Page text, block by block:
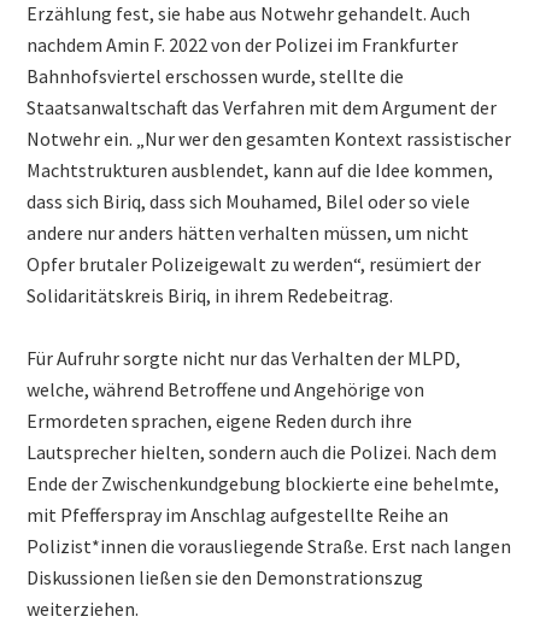
Erzählung fest, sie habe aus Notwehr gehandelt. Auch
nachdem Amin F. 2022 von der Polizei im Frankfurter
Bahnhofsviertel erschossen wurde, stellte die
Staatsanwaltschaft das Verfahren mit dem Argument der
Notwehr ein. „Nur wer den gesamten Kontext rassistischer
Machtstrukturen ausblendet, kann auf die Idee kommen,
dass sich Biriq, dass sich Mouhamed, Bilel oder so viele
andere nur anders hätten verhalten müssen, um nicht
Opfer brutaler Polizeigewalt zu werden“, resümiert der
Solidaritätskreis Biriq, in ihrem Redebeitrag.
Für Aufruhr sorgte nicht nur das Verhalten der MLPD,
welche, während Betroffene und Angehörige von
Ermordeten sprachen, eigene Reden durch ihre
Lautsprecher hielten, sondern auch die Polizei. Nach dem
Ende der Zwischenkundgebung blockierte eine behelmte,
mit Pfefferspray im Anschlag aufgestellte Reihe an
Polizist*innen die vorausliegende Straße. Erst nach langen
Diskussionen ließen sie den Demonstrationszug
weiterziehen.